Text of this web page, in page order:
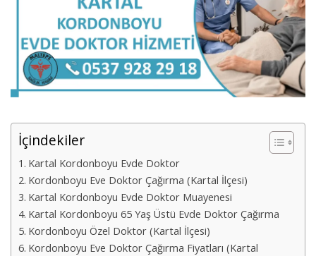
İçindekiler
Kartal Kordonboyu Evde Doktor
Kordonboyu Eve Doktor Çağırma (Kartal İlçesi)
Kartal Kordonboyu Evde Doktor Muayenesi
Kartal Kordonboyu 65 Yaş Üstü Evde Doktor Çağırma
Kordonboyu Özel Doktor (Kartal İlçesi)
Kordonboyu Eve Doktor Çağırma Fiyatları (Kartal